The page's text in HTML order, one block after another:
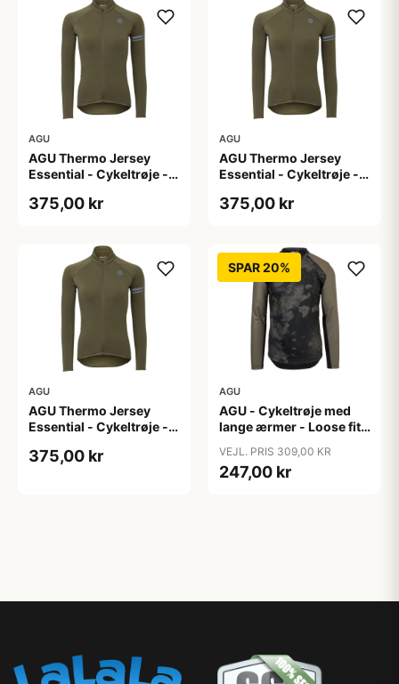
AGU
AGU Thermo Jersey
Essential - Cykeltrøje -
S
375,00 kr
AGU
AGU Thermo Jersey
Essential - Cykeltrøje -
XL
375,00 kr
AGU
AGU Thermo Jersey
Essential - Cykeltrøje -
XXL
375,00 kr
SPAR 20%
AGU
AGU - Cykeltrøje med
lange ærmer - Loose fit -
VEJL. PRIS 309,00 KR
247,00 kr